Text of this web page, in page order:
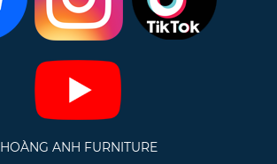
HOÀNG ANH FURNITURE